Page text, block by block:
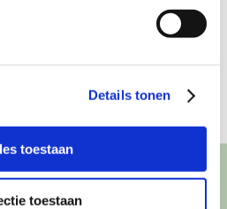
Details tonen
toestaan
toestaan
Jan en Bea –